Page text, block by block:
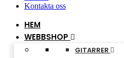
Kontakta oss
HEM
WEBBSHOP
GITARRER